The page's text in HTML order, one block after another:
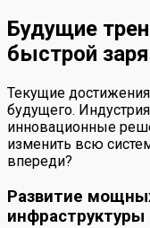
Будущие
быстрой
Текущие
будущего.
инновационные
изменить всю
впереди?
Развитие
инфраструктуры